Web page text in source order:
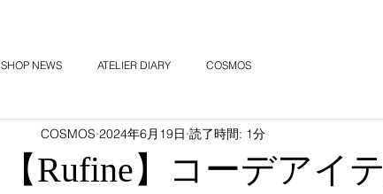
SHOP NEWS ATELIER DIARY COSMOS
【Rufine】コーデアイ
COSMOS 2024年6月19日 読了時間: 1分